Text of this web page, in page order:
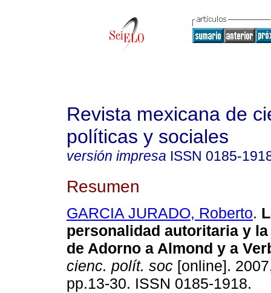
Revista mexicana de
políticas y sociales
versión impresa ISSN 0185-
Resumen
GARCIA JURADO, Roberto.
personalidad autoritaria y
de Adorno a Almond y a
cienc. polít. soc [online].
pp.13-30. ISSN 0185-1918.